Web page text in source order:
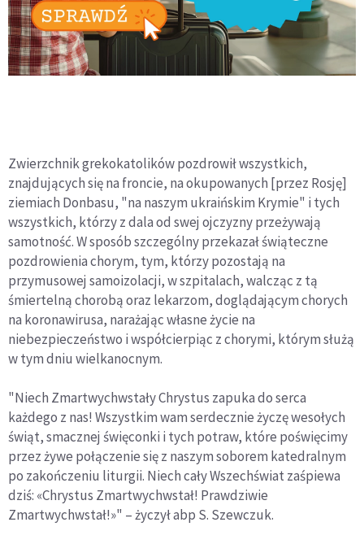
Zwierzchnik grekokatolików pozdrowił wszystkich,
znajdujących się na froncie, na okupowanych [przez Rosję]
ziemiach Donbasu, "na naszym ukraińskim Krymie" i tych
wszystkich, którzy z dala od swej ojczyzny przeżywają
samotność. W sposób szczególny przekazał świąteczne
pozdrowienia chorym, tym, którzy pozostają na
przymusowej samoizolacji, w szpitalach, walcząc z tą
śmiertelną chorobą oraz lekarzom, doglądającym chorych
na koronawirusa, narażając własne życie na
niebezpieczeństwo i współcierpiąc z chorymi, którym służą
w tym dniu wielkanocnym.
"Niech Zmartwychwstały Chrystus zapuka do serca
każdego z nas! Wszystkim wam serdecznie życzę wesołych
świąt, smacznej święconki i tych potraw, które poświęcimy
przez żywe połączenie się z naszym soborem katedralnym
po zakończeniu liturgii. Niech cały Wszechświat zaśpiewa
dziś: «Chrystus Zmartwychwstał! Prawdziwie
Zmartwychwstał!»" – życzył abp S. Szewczuk.